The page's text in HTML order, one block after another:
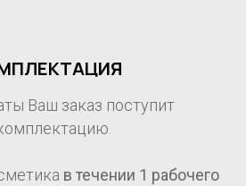
Ваш заказ поступит
в течении 1 рабочего